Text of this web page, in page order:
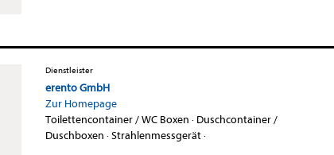
Dienstleister
erento GmbH
Zur Homepage
Toilettencontainer / WC Boxen · Duschcontainer /
Duschboxen ·Strahlenmessgerät·